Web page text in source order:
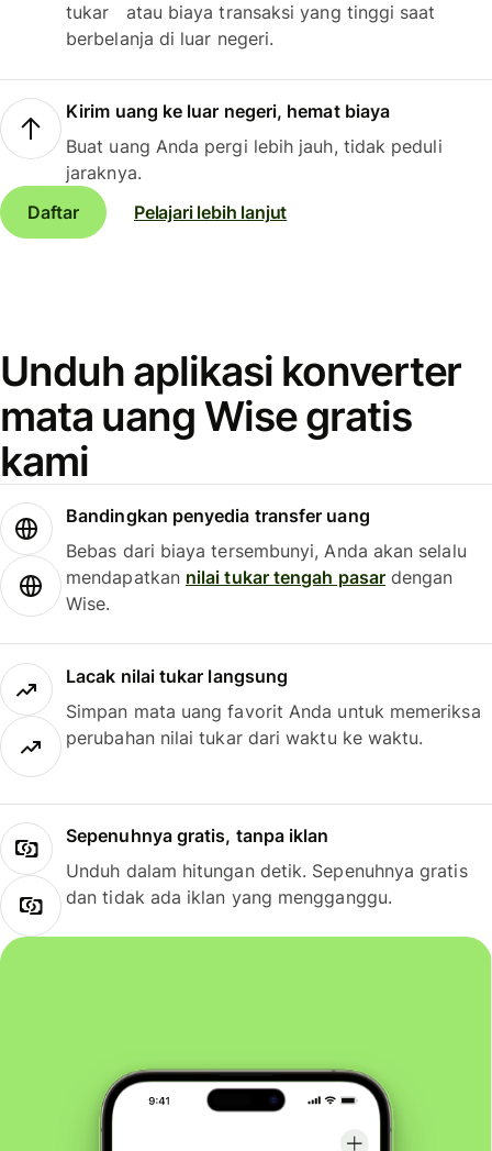
tukar atau biaya transaksi yang tinggi saat
berbelanja di luar negeri.
Kirim uang ke luar negeri, hemat biaya
Buat uang Anda pergi lebih jauh, tidak peduli
jaraknya.
Daftar
Pelajari lebih lanjut
Unduh aplikasi konverter
mata uang Wise gratis
kami
Bandingkan penyedia transfer uang
Bebas dari biaya tersembunyi, Anda akan selalu
mendapatkan nilai tukar tengah pasardengan
Wise.
Lacak nilai tukar langsung
Simpan mata uang favorit Anda untuk memeriksa
perubahan nilai tukar dari waktu ke waktu.
Sepenuhnya gratis, tanpa iklan
Unduh dalam hitungan detik. Sepenuhnya gratis
dan tidak ada iklan yang mengganggu.